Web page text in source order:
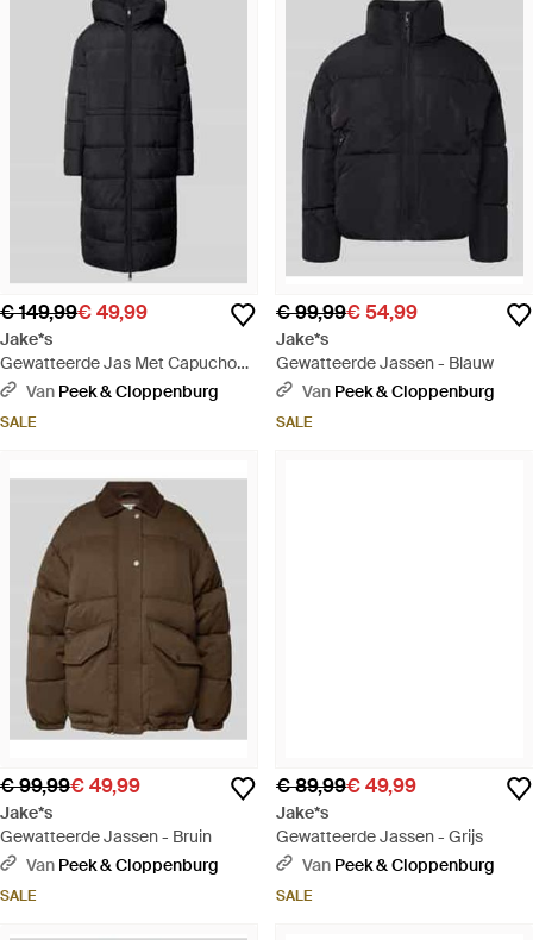
€ 149,99€ 49,99
Jake*s
Gewatteerde Jas Met Capuchon -
Blauw
Van Peek & Cloppenburg
SALE
€ 99,99€ 54,99
Jake*s
Gewatteerde Jassen - Blauw
Van Peek & Cloppenburg
SALE
€ 99,99€ 49,99
Jake*s
Gewatteerde Jassen - Bruin
Van Peek & Cloppenburg
SALE
€ 89,99€ 49,99
Jake*s
Gewatteerde Jassen - Grijs
Van Peek & Cloppenburg
SALE